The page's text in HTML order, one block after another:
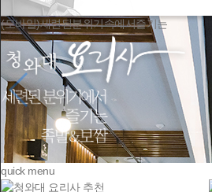
회사소개
수상/연혁
(모바일)세련된분위기속에서즐기는
quick menu